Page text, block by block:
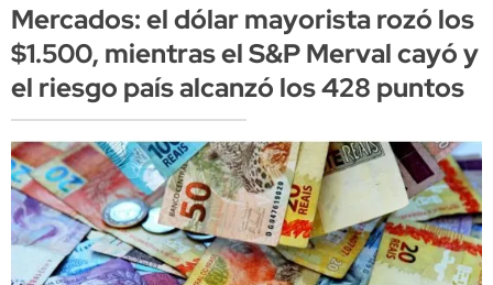
Mercados: el dólar mayorista rozó los
$1.500, mientras el S&P Merval cayó y
el riesgo país alcanzó los 428 puntos